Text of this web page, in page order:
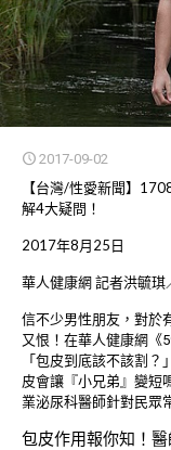
2017-09-02
【台灣/性愛新聞】
解4大疑問！
2017年8月25日
華人健康網 記者洪毓琪
信不少男性朋友，對於
又恨！在華人健康網《
「包皮到底該不該割
皮會讓『小兄弟』變短
業泌尿科醫師針對民眾
包皮作用報你知！